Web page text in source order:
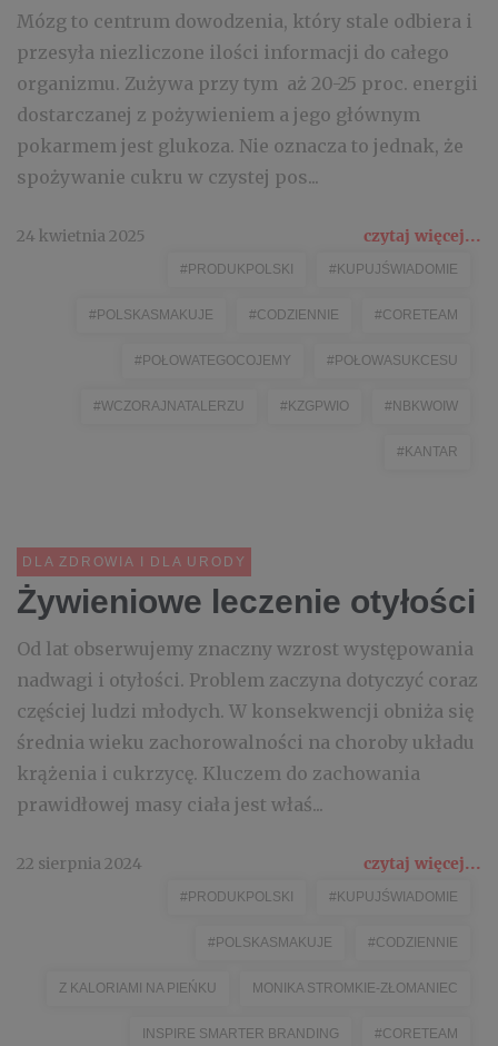
Mózg to centrum dowodzenia, który stale odbiera i
przesyła niezliczone ilości informacji do całego
organizmu. Zużywa przy tym aż 20-25 proc. energii
dostarczanej z pożywieniem a jego głównym
pokarmem jest glukoza. Nie oznacza to jednak, że
spożywanie cukru w czystej pos...
24 kwietnia 2025 czytaj więcej...
#PRODUKPOLSKI #KUPUJŚWIADOMIE
#POLSKASMAKUJE #CODZIENNIE #CORETEAM
#POŁOWATEGOCOJEMY #POŁOWASUKCESU
#WCZORAJNATALERZU #KZGPWIO #NBKWOIW
#KANTAR
DLA ZDROWIA I DLA URODY
Żywieniowe leczenie otyłości
Od lat obserwujemy znaczny wzrost występowania
nadwagi i otyłości. Problem zaczyna dotyczyć coraz
częściej ludzi młodych. W konsekwencji obniża się
średnia wieku zachorowalności na choroby układu
krążenia i cukrzycę. Kluczem do zachowania
prawidłowej masy ciała jest właś...
22 sierpnia 2024 czytaj więcej...
#PRODUKPOLSKI #KUPUJŚWIADOMIE
#POLSKASMAKUJE #CODZIENNIE
Z KALORIAMI NA PIEŃKU MONIKA STROMKIE-ZŁOMANIEC
INSPIRE SMARTER BRANDING #CORETEAM